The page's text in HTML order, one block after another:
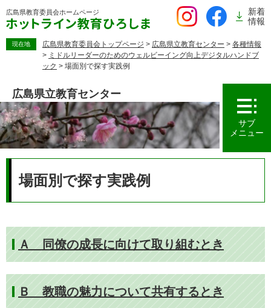
ー
す。
広島県教育委員会ホームページ
新着
情報
現在地 広島県教育委員会トップページ > 広島県立教育センター > 各種情報
> ミドルリーダーのためのウェルビーイング向上デジタルハンドブ
ック > 場面別で探す実践例
広島県立教育センター
サブ
メニュー
場面別で探す実践例
Ａ 同僚の成長に向けて取り組むとき
Ｂ 教職の魅力について共有するとき